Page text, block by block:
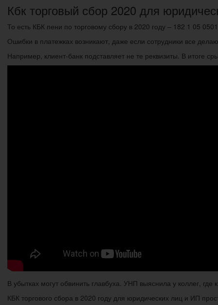
Кбк торговый сбор 2020 для
То есть КБК пени по торговому сбору в 2020 году – 182 1 05
Ошибки в платежках возникают, даже если сотрудники все
Например, клиент-банк подставляет не те реквизиты. В итоге
В убытках могут обвинить главбуха. УНП выяснила у коллег, где
КБК торгового сбора в 2020 году для юридических лиц и ИП